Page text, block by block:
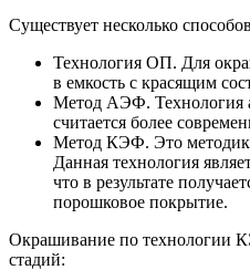
Существует несколько
Технология ОП. Для
в емкость с красящим
Метод АЭФ. Технология
считается более
Метод КЭФ. Это
Данная технология
что в результате
порошковое покрытие.
Окрашивание по технологии
стадий: